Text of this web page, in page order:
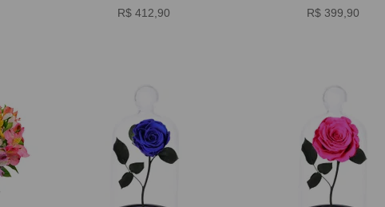
R$ 412,90 R$ 399,90